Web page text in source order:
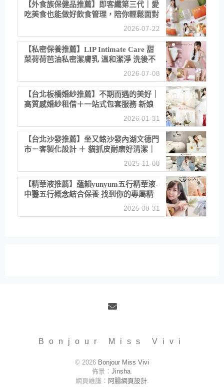
【外食族保健品推薦】即客纖第三代｜愛
吃美食也能做好飲食管理，陪你輕鬆面對
2026-07-22
【私密保養推薦】LIP Intimate Care 甜
菜荷荷芭油私密潔膚乳 溫和潔淨 洗後不
2026-07-08
【台北板橋婚紗推薦】不期而遇的美好｜
高質感婚紗租借＋一站式包套服務 新娘
2026-01-31
【台北沙發推薦】坐又銘沙發內湖文德門
市－客製化設計 ＋ 貓抓皮耐磨好清潔｜
直營直銷、價格透明 高CP值打造夢想
居家風格
2025-11-08
【精華液推薦】蘊韻yunyum五行精華液-
中醫五行概念結合保養 找到你的專屬精
華！ 水㊀土㊀就選「潤・賦精華」維持
肌膚剛剛好的平衡
2025-08-31
Bonjour Miss Vivi
© 2026 Bonjour Miss Vivi
佈景： Jinsha.
網頁維護： 阿腸網頁設計.